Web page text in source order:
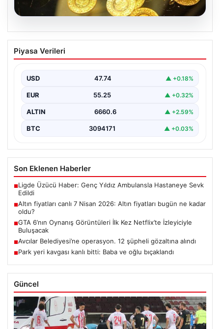
07.08.2026
Altın fiyatları canlı 7 Nisan 2026: Altın
fiyatları bugün ne kadar oldu?
Piyasa Verileri
USD 47.74 ▲ +0.18%
EUR 55.25 ▲ +0.32%
ALTIN 6660.6 ▲ +2.59%
BTC 3094171 ▲ +0.03%
Son Eklenen Haberler
■Ligde Üzücü Haber: Genç Yıldız Ambulansla Hastaneye Sevk
Edildi
■Altın fiyatları canlı 7 Nisan 2026: Altın fiyatları bugün ne kadar
oldu?
■GTA 6’nın Oynanış Görüntüleri İlk Kez Netflix’te İzleyiciyle
Buluşacak
■Avcılar Belediyesi’ne operasyon. 12 şüpheli gözaltına alındı
■Park yeri kavgası kanlı bitti: Baba ve oğlu bıçaklandı
Güncel